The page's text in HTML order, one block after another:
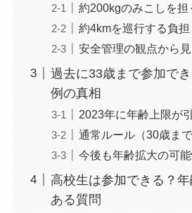
約200kgのみこしを担
約4kmを巡行する負担
安全管理の観点から
過去に33歳まで参加で
例の真相
2023年に年齢上限が
通常ルール（30歳ま
今後も年齢拡大の可
高校生は参加できる？年
ある質問